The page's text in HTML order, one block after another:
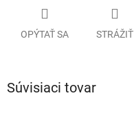
OPÝTAŤ SA STRÁŽIŤ
Súvisiaci tovar